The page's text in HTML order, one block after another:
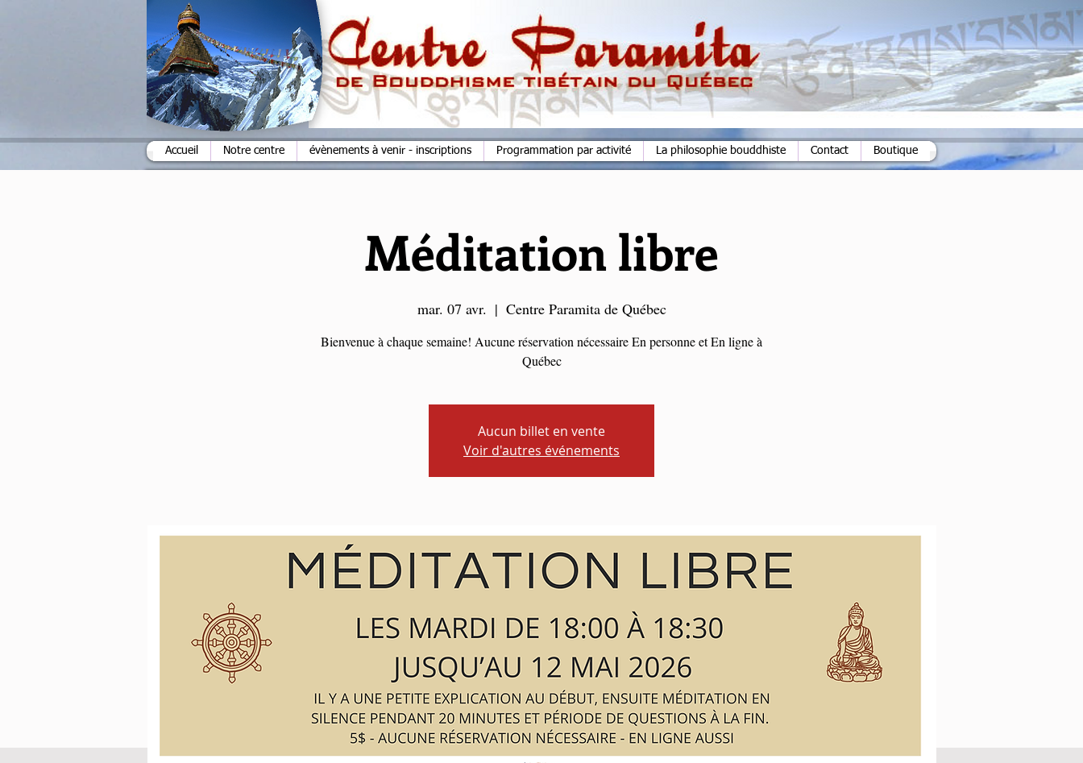
Accueil Notre centre évènements à venir - inscriptions Programmation par activité La philosophie bouddhiste Contact Boutique
Méditation libre
mar. 07 avr.
  |
Centre Paramita de Québec
Bienvenue à chaque semaine! Aucune réservation nécessaire En personne et En ligne à
Québec
Aucun billet en vente
Voir d'autres événements